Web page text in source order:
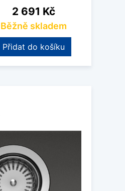
Cena
2 691 Kč
Běžně skladem
Přidat do košíku